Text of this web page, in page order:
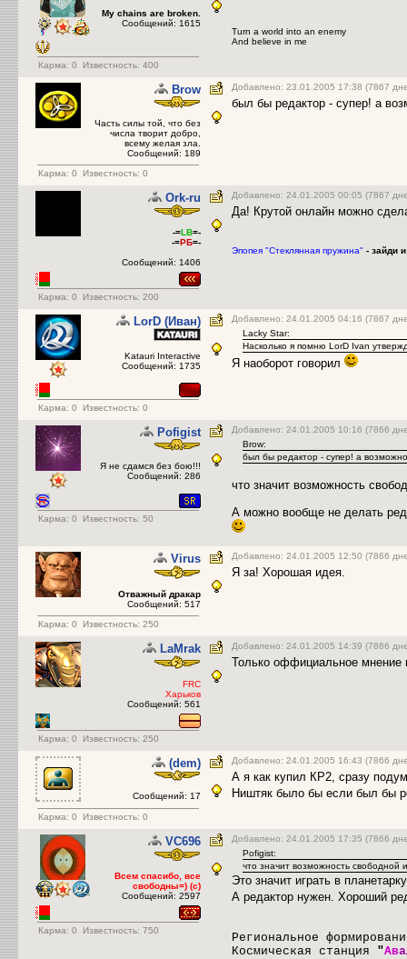
My chains are broken.
Сообщений: 1615
Карма: 0 Известность: 400
Turn a world into an enemy
And believe in me
Brow
Часть силы той, что без
числа творит добро,
всему желая зла.
Сообщений: 189
Карма: 0 Известность: 0
Добавлено: 23.01.2005 17:38 (7867
был бы редактор - супер! а
Ork-ru
-=LB=-
-=РБ=-
Сообщений: 1406
Карма: 0 Известность: 200
Добавлено: 24.01.2005 00:05 (7867
Да! Крутой онлайн можно
Эпопея "Стеклянная пружина" - зайди
LorD (Иван)
Katauri Interactive
Сообщений: 1735
Карма: 0 Известность: 0
Добавлено: 24.01.2005 04:16 (7867
Lacky Star:
Насколько я помню LorD Ivan
Я наоборот говорил
Pofigist
Я не сдамся без бою!!!
Сообщений: 286
Карма: 0 Известность: 50
Добавлено: 24.01.2005 10:16 (7866
Brow:
был бы редактор - супер! а
что значит возможность
А можно вообще не делать
Virus
Отважный дракар
Сообщений: 517
Карма: 0 Известность: 250
Добавлено: 24.01.2005 12:50 (7866
Я за! Хорошая идея.
LаMrak
FRC
Харьков
Сообщений: 561
Карма: 0 Известность: 250
Добавлено: 24.01.2005 14:39 (7866
Только оффициальное мнение
(dem)
Сообщений: 17
Карма: 0 Известность: 0
Добавлено: 24.01.2005 16:43 (7866
А я как купил КР2, сразу
Ништяк было бы если был бы
VC696
Всем спасибо, все
свободны=) (с)
Сообщений: 2597
Карма: 0 Известность: 750
Добавлено: 24.01.2005 17:35 (7866
Pofigist:
что значит возможность свободной
Это значит играть в
А редактор нужен. Хороший
Региональное
Космическая станция "Ав